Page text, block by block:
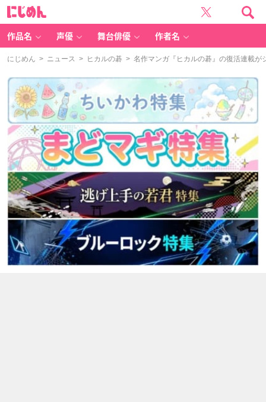
作品名 声優 舞台俳優 作者名
にじめん > ニュース > ヒカルの碁 > 名作マンガ『ヒカルの碁』の復活連載が